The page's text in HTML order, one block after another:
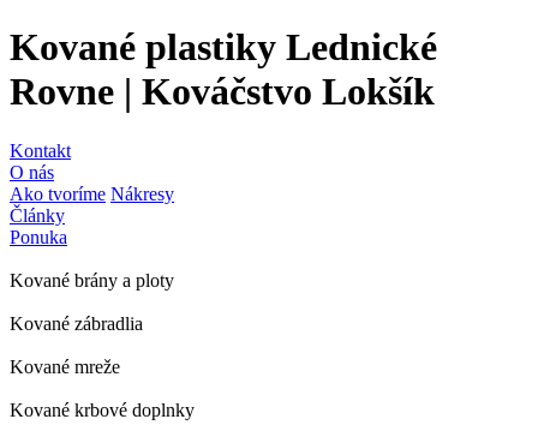
Kované plastiky Lednické
Rovne | Kováčstvo Lokšík
Kontakt
O nás
Ako tvoríme Nákresy
Články
Ponuka
Kované brány a ploty
Kované zábradlia
Kované mreže
Kované krbové doplnky